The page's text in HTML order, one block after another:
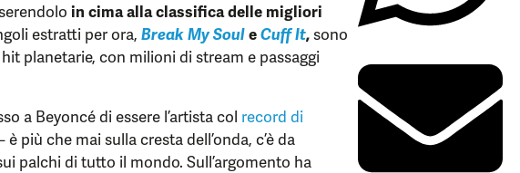
in cima alla classifica delle migliori
estratti per ora, Break My SouleCuff It,sono
planetarie, con milioni di stream e passaggi
a Beyoncé di essere l’artista col record di
è più che mai sulla cresta dell’onda, c’è da
palchi di tutto il mondo. Sull’argomento ha